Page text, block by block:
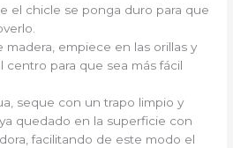
el chicle se ponga duro para que
madera, empiece en las orillas y
centro para que sea más fácil
seque con un trapo limpio y
quedado en la superficie con
facilitando de este modo el